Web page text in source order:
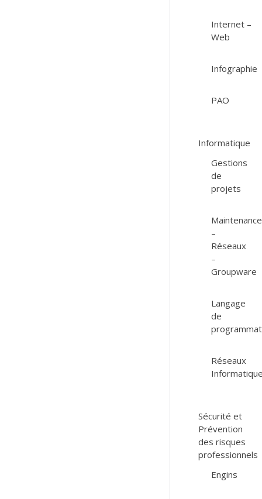
Internet –
Web
Infographie
PAO
Informatique
Gestions
de
projets
Maintenance
–
Réseaux
–
Groupware
Langage
de
Réseaux
Sécurité et
Prévention
des risques
professionnels
Engins